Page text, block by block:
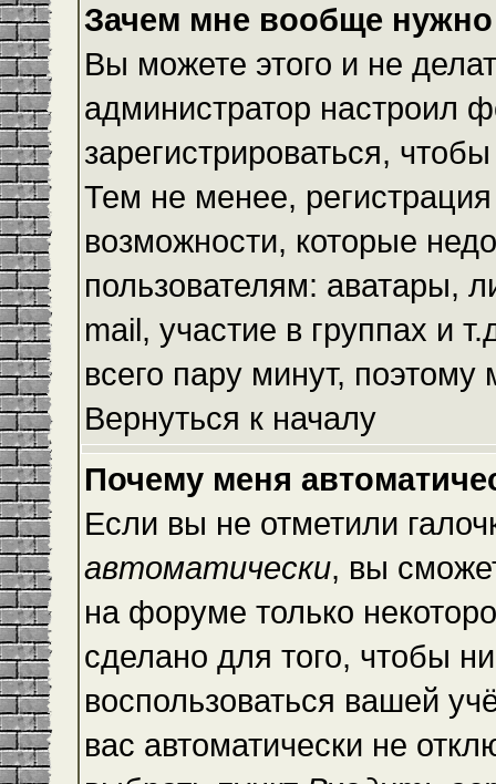
Зачем мне вообще нужно
Вы можете этого и не
администратор настроил
зарегистрироваться,
Тем не менее,
возможности, которые
пользователям: аватары,
mail, участие в группах и
всего пару минут,
Вернуться к началу
Почему меня
Если вы не отметили
автоматически, вы
на форуме только
сделано для того, чтобы
воспользоваться вашей
вас автоматически не